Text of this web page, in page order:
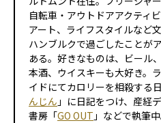
自転車・アウトドアアクティ
アート、ライフスタイルなど
ハンブルクで過ごしたことが
ある。好きなものは、ビール
本酒、ウイスキーも大好き。
イドにてカロリーを相殺する
んじん 」に日記をつけ、産経
書房「GO OUT 」などで執筆中